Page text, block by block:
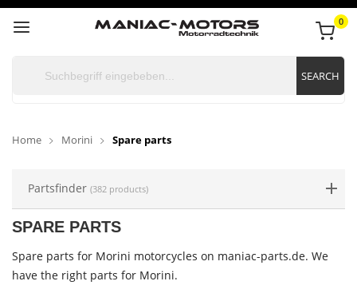
0
SEARCH
Home Morini Spare parts
Partsfinder (382 products)
SPARE PARTS
Spare parts for Morini motorcycles on maniac-parts.de. We
have the right parts for Morini.